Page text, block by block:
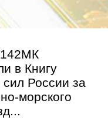
142МК
в Книгу
России за
морского